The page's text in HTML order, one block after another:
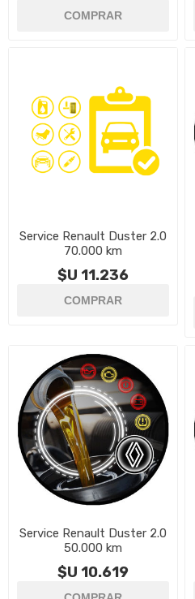
Service Renault Duster 2.0
70.000 km
$U 11.236
Service Renault Duster 2.0
50.000 km
$U 10.619